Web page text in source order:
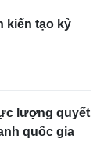
kiến tạo kỷ
lượng quyết
quốc gia